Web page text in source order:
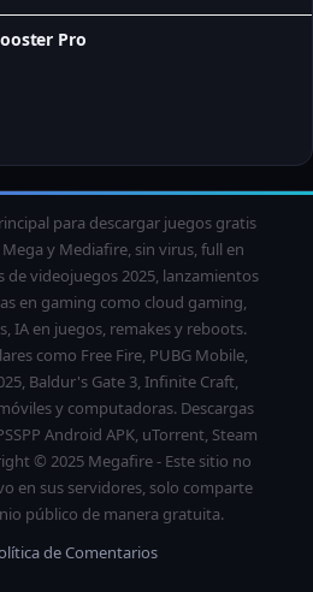
Pro
para descargar juegos gratis
y Mediafire, sin virus, full en
de videojuegos 2025, lanzamientos
en gaming como cloud gaming,
IA en juegos, remakes y reboots.
como Free Fire, PUBG Mobile,
Baldur's Gate 3, Infinite Craft,
y computadoras. Descargas
Android APK, uTorrent, Steam
© 2025 Megafire - Este sitio no
en sus servidores, solo comparte
público de manera gratuita.
de Comentarios